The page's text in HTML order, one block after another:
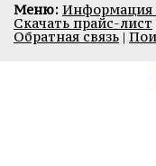
Меню: Информация
Скачать прайс-лист
Обратная связь |